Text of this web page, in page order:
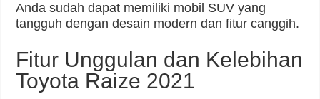
Anda sudah dapat memiliki mobil SUV yang
tangguh dengan desain modern dan fitur canggih.
Fitur Unggulan dan Kelebihan
Toyota Raize 2021